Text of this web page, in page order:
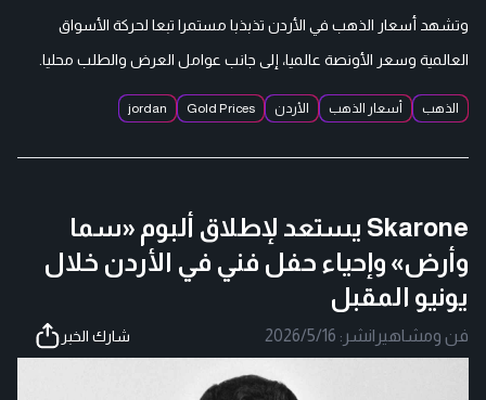
وتشهد أسعار الذهب في الأردن تذبذبا مستمرا تبعا لحركة الأسواق
العالمية وسعر الأونصة عالميا، إلى جانب عوامل العرض والطلب محليا.
الذهب أسعار الذهب الأردن Gold Prices
jordan
Skarone يستعد لإطلاق ألبوم «سما
وأرض» وإحياء حفل فني في الأردن خلال
يونيو المقبل
فن ومشاهير |نشر: 2026/5/16 شارك الخبر